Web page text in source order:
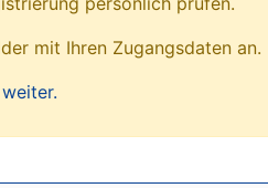
mit Ihren Zugangsdaten an.